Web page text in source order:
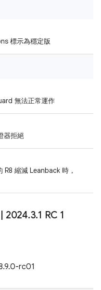
標示為穩定版
無法正常運作
器拒絕
縮減 Leanback 時，
2024.3.1 RC 1
rc01